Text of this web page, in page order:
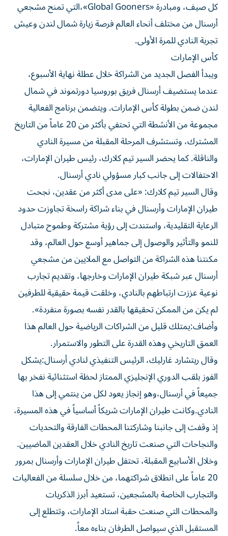
كل صيف، ومبادرة «Global Gooners»،التي تمنح مشجعي
أرسنال من مختلف أنحاء العالم فرصة زيارة شمال لندن وعيش
تجربة النادي للمرة الأولى.
كأس الإمارات
ويبدأ الفصل الجديد من الشراكة خلال عطلة نهاية الأسبوع،
عندما يستضيف أرسنال فريق بوروسيا دورتموند في شمال
لندن ضمن بطولة كأس الإمارات. ويتضمن برنامج الفعالية
مجموعة من الأنشطة التي تحتفي بأكثر من 20 عاماً من التاريخ
المشترك، وتستشرف المرحلة المقبلة من مسيرة النادي
والناقلة. كما يحضر السير تيم كلارك، رئيس طيران الإمارات،
الاحتفالات إلى جانب كبار مسؤولي نادي أرسنال.
وقال السير تيم كلارك: «على مدى أكثر من عقدين، نجحت
طيران الإمارات وأرسنال في بناء شراكة راسخة تجاوزت حدود
الرعاية التقليدية، واستندت إلى رؤية مشتركة وطموح متبادل
للنمو والتأثير والوصول إلى جماهير أوسع حول العالم، وقد
مكنتنا هذه الشراكة من التواصل مع الملايين من مشجعي
أرسنال عبر شبكة طيران الإمارات وخارجها، وتقديم تجارب
نوعية عززت ارتباطهم بالنادي، وخلقت قيمة حقيقية للطرفين
لم يكن من الممكن تحقيقها بالقدر نفسه بصورة منفردة».
وأضاف:يمتلك قليل من الشراكات الرياضية حول العالم هذا
العمق التاريخي وهذه القدرة على التطور والاستمرار.
وقال ريتشارد غارليك، الرئيس التنفيذي لنادي أرسنال:يشكل
الفوز بلقب الدوري الإنجليزي الممتاز لحظة استثنائية نفخر بها
جميعاً في أرسنال،وهو إنجاز يعود لكل من ينتمي إلى هذا
النادي.وكانت طيران الإمارات شريكاً أساسياً في هذه المسيرة،
إذ وقفت إلى جانبنا وشاركتنا المحطات الفارقة والتحديات
والنجاحات التي صنعت تاريخ النادي خلال العقدين الماضيين.
وخلال الأسابيع المقبلة، تحتفل طيران الإمارات وأرسنال بمرور
20 عاماً على انطلاق شراكتهما، من خلال سلسلة من الفعاليات
والتجارب الخاصة بالمشجعين، تستعيد أبرز الذكريات
والمحطات التي صنعت حقبة استاد الإمارات، وتتطلع إلى
المستقبل الذي سيواصل الطرفان بناءه معاً.